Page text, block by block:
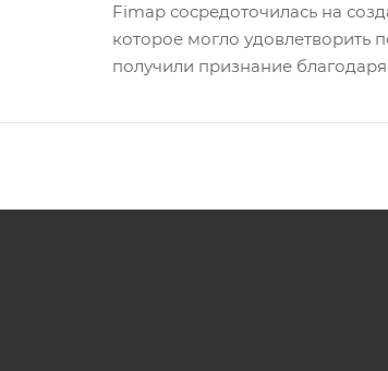
Fimap сосредоточилась на
которое могло удовлетворить
получили признание